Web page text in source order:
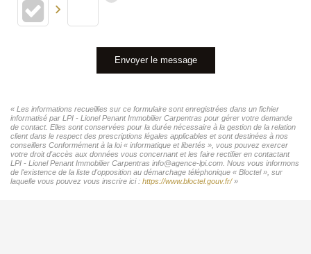
Envoyer le message
« Les informations recueillies sur ce formulaire sont enregistrées dans un fichier
informatisé par LPI - Lionel Penant Immobilier Carpentras pour gérer votre demande
de contact. Elles sont conservées pour la durée nécessaire à la gestion de la relation
client dans le respect des prescriptions légales applicables et sont destinées à nos
conseillers Conformément à la loi « informatique et libertés », vous pouvez exercer
votre droit d'accès aux données vous concernant et les faire rectifier en contactant
LPI - Lionel Penant Immobilier Carpentras info@agence-lpi.com. Nous vous informons
de l'existence de la liste d'opposition au démarchage téléphonique « Bloctel », sur
laquelle vous pouvez vous inscrire ici : https://www.bloctel.gouv.fr/»